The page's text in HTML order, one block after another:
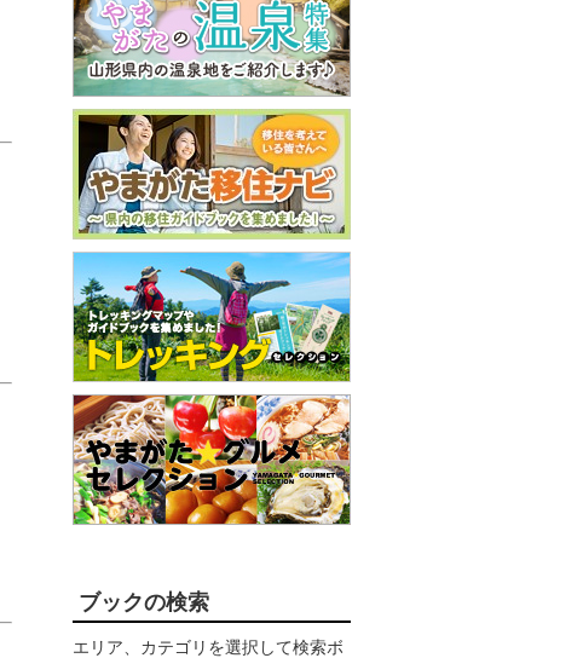
ブックの検索
エリア、カテゴリを選択して検索ボ